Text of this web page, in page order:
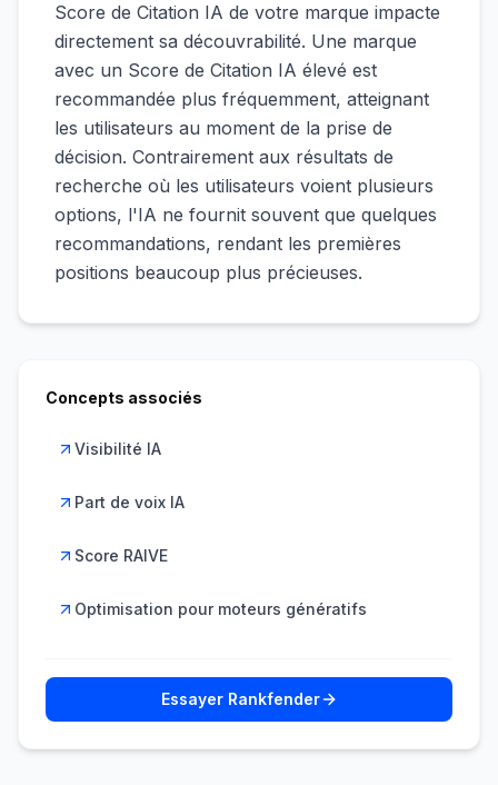
Score de Citation IA de votre marque impacte
directement sa découvrabilité. Une marque
avec un Score de Citation IA élevé est
recommandée plus fréquemment, atteignant
les utilisateurs au moment de la prise de
décision. Contrairement aux résultats de
recherche où les utilisateurs voient plusieurs
options, l'IA ne fournit souvent que quelques
recommandations, rendant les premières
positions beaucoup plus précieuses.
Concepts associés
Visibilité IA
Part de voix IA
Score RAIVE
Optimisation pour moteurs génératifs
Essayer Rankfender